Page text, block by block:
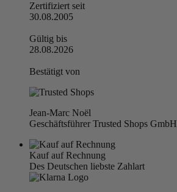
Zertifiziert seit
30.08.2005
Gültig bis
28.08.2026
Bestätigt von
Jean-Marc Noël
Geschäftsführer Trusted Shops GmbH
Kauf auf Rechnung
Des Deutschen liebste Zahlart